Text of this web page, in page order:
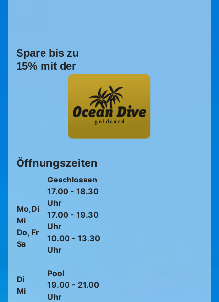
Spare bis zu
15% mit der
Öffnungszeiten
Mo,Di
Mi
Do, Fr
Sa
Di
Mi
Geschlossen
17.00 - 18.30
Uhr
17.00 - 19.30
Uhr
10.00 - 13.30
Uhr
Pool
19.00 - 21.00
Uhr